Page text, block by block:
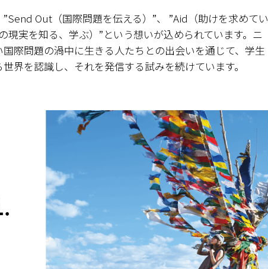
Out（国際問題を伝える）”、 ”Aid（助けを求めてい
現実を知る、学ぶ）”という想いが込められています。ニ
際問題の渦中に生きる人たちとの出会いを通じて、学生
界を認識し、それを発信する試みを続けています。